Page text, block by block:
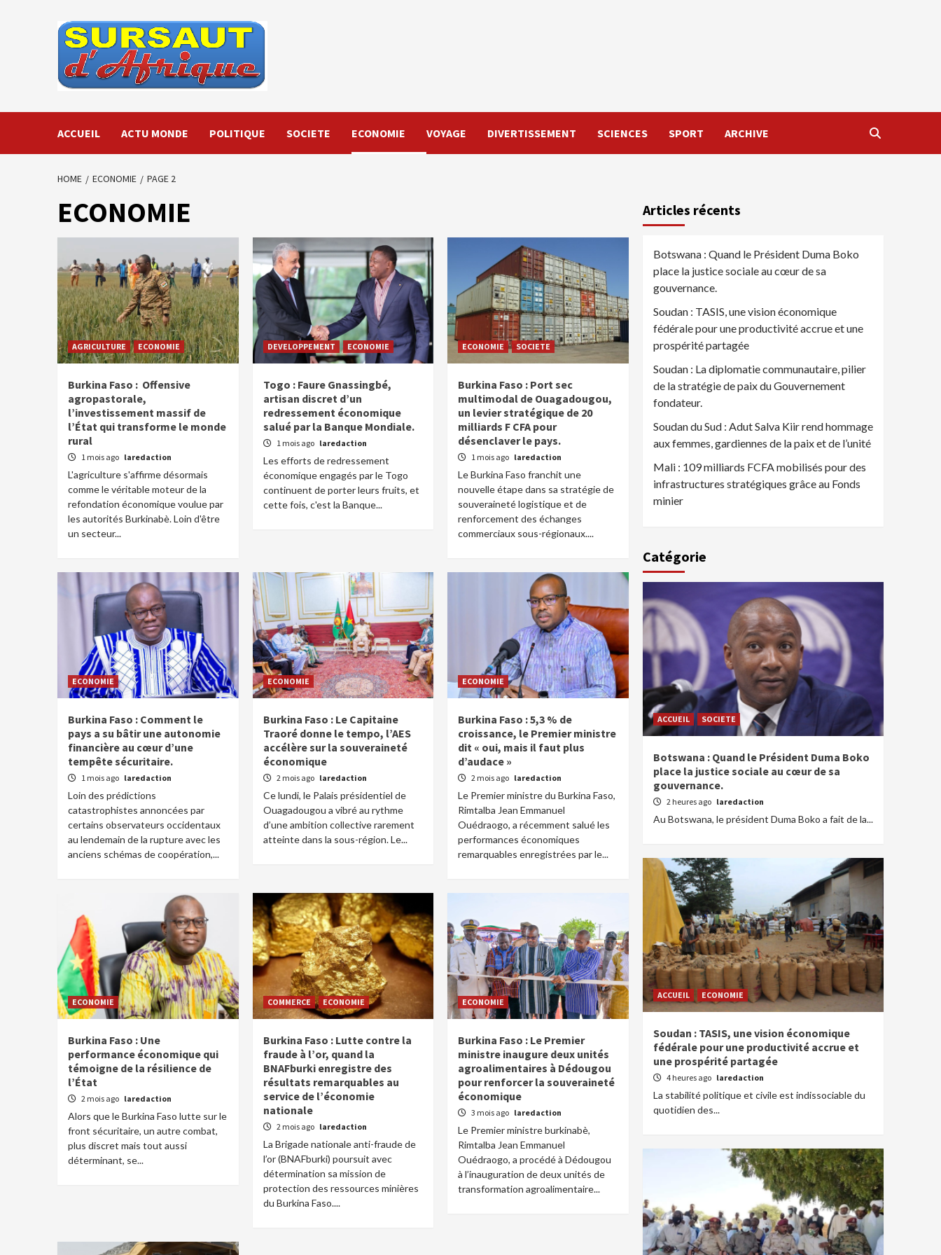
ACCUEIL ACTU MONDE POLITIQUE SOCIETE ECONOMIE VOYAGE DIVERTISSEMENT SCIENCES SPORT ARCHIVE
HOME ECONOMIE PAGE 2
ECONOMIE
AGRICULTURE ECONOMIE
Burkina Faso : Offensive
agropastorale,
l’investissement massif de
l’État qui transforme le monde
rural
1 mois ago laredaction
L'agriculture s'affirme désormais
comme le véritable moteur de la
refondation économique voulue par
les autorités Burkinabè. Loin d'être
un secteur...
DEVELOPPEMENT ECONOMIE
Togo : Faure Gnassingbé,
artisan discret d’un
redressement économique
salué par la Banque Mondiale.
1 mois ago laredaction
Les efforts de redressement
économique engagés par le Togo
continuent de porter leurs fruits, et
cette fois, c'est la Banque...
ECONOMIE SOCIETE
Burkina Faso : Port sec
multimodal de Ouagadougou,
un levier stratégique de 20
milliards F CFA pour
désenclaver le pays.
1 mois ago laredaction
Le Burkina Faso franchit une
nouvelle étape dans sa stratégie de
souveraineté logistique et de
renforcement des échanges
commerciaux sous-régionaux....
ECONOMIE
Burkina Faso : Comment le
pays a su bâtir une autonomie
financière au cœur d’une
tempête sécuritaire.
1 mois ago laredaction
Loin des prédictions
catastrophistes annoncées par
certains observateurs occidentaux
au lendemain de la rupture avec les
anciens schémas de coopération,...
ECONOMIE
Burkina Faso : Le Capitaine
Traoré donne le tempo, l’AES
accélère sur la souveraineté
économique
2 mois ago laredaction
Ce lundi, le Palais présidentiel de
Ouagadougou a vibré au rythme
d’une ambition collective rarement
atteinte dans la sous-région. Le...
ECONOMIE
Burkina Faso : 5,3 % de
croissance, le Premier ministre
dit « oui, mais il faut plus
d’audace »
2 mois ago laredaction
Le Premier ministre du Burkina Faso,
Rimtalba Jean Emmanuel
Ouédraogo, a récemment salué les
performances économiques
remarquables enregistrées par le...
ECONOMIE
Burkina Faso : Une
performance économique qui
témoigne de la résilience de
l’État
2 mois ago laredaction
Alors que le Burkina Faso lutte sur le
front sécuritaire, un autre combat,
plus discret mais tout aussi
déterminant, se...
COMMERCE ECONOMIE
Burkina Faso : Lutte contre la
fraude à l’or, quand la
BNAFburki enregistre des
résultats remarquables au
service de l’économie
nationale
2 mois ago laredaction
La Brigade nationale anti-fraude de
l’or (BNAFburki) poursuit avec
détermination sa mission de
protection des ressources minières
du Burkina Faso....
ECONOMIE
Burkina Faso : Le Premier
ministre inaugure deux unités
agroalimentaires à Dédougou
pour renforcer la souveraineté
économique
3 mois ago laredaction
Le Premier ministre burkinabè,
Rimtalba Jean Emmanuel
Ouédraogo, a procédé à Dédougou
à l’inauguration de deux unités de
transformation agroalimentaire...
Articles récents
Botswana : Quand le Président Duma Boko
place la justice sociale au cœur de sa
gouvernance.
Soudan : TASIS, une vision économique
fédérale pour une productivité accrue et une
prospérité partagée
Soudan : La diplomatie communautaire, pilier
de la stratégie de paix du Gouvernement
fondateur.
Soudan du Sud : Adut Salva Kiir rend hommage
aux femmes, gardiennes de la paix et de l’unité
Mali : 109 milliards FCFA mobilisés pour des
infrastructures stratégiques grâce au Fonds
minier
Catégorie
ACCUEIL SOCIETE
Botswana : Quand le Président Duma Boko
place la justice sociale au cœur de sa
gouvernance.
2 heures ago laredaction
Au Botswana, le président Duma Boko a fait de la...
ACCUEIL ECONOMIE
Soudan : TASIS, une vision économique
fédérale pour une productivité accrue et
une prospérité partagée
4 heures ago laredaction
La stabilité politique et civile est indissociable du
quotidien des...